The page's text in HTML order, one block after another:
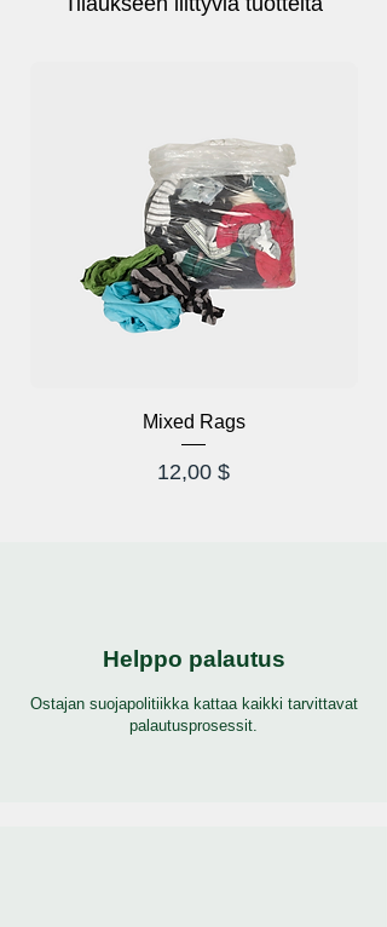
Mixed Rags
Hinta
12,00 $
Helppo palautus
Ostajan suojapolitiikka kattaa kaikki tarvittavat
palautusprosessit.